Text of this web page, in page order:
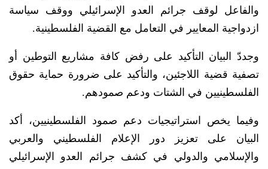
والفاعل لوقف جرائم العدو الإسرائيلي ووقف سياسة
ازدواجية المعايير في التعامل مع القضية الفلسطينية.
وجددّ البيان التأكيد على رفض كافة مشاريع التوطين أو
تصفية قضية اللاجئين، والتأكيد على ضرورة حماية حقوق
الفلسطينيين في الشتات ودعم صمودهم.
وفيما يخص استراتيجيات دعم صمود الفلسطينيين، أكد
البيان على تعزيز دور الإعلام الفلسطيني والعربي
والإسلامي والدولي في كشف جرائم العدو الإسرائيلي